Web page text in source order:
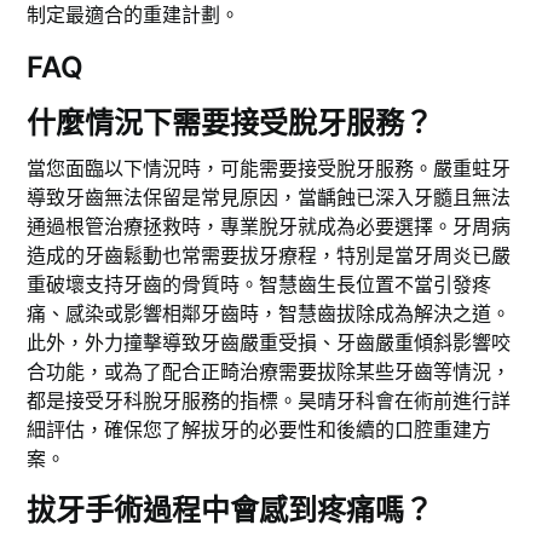
制定最適合的重建計劃。
FAQ
什麼情況下需要接受脫牙服務？
當您面臨以下情況時，可能需要接受脫牙服務。嚴重蛀牙
導致牙齒無法保留是常見原因，當齲蝕已深入牙髓且無法
通過根管治療拯救時，專業脫牙就成為必要選擇。牙周病
造成的牙齒鬆動也常需要拔牙療程，特別是當牙周炎已嚴
重破壞支持牙齒的骨質時。智慧齒生長位置不當引發疼
痛、感染或影響相鄰牙齒時，智慧齒拔除成為解決之道。
此外，外力撞擊導致牙齒嚴重受損、牙齒嚴重傾斜影響咬
合功能，或為了配合正畸治療需要拔除某些牙齒等情況，
都是接受牙科脫牙服務的指標。昊晴牙科會在術前進行詳
細評估，確保您了解拔牙的必要性和後續的口腔重建方
案。
拔牙手術過程中會感到疼痛嗎？